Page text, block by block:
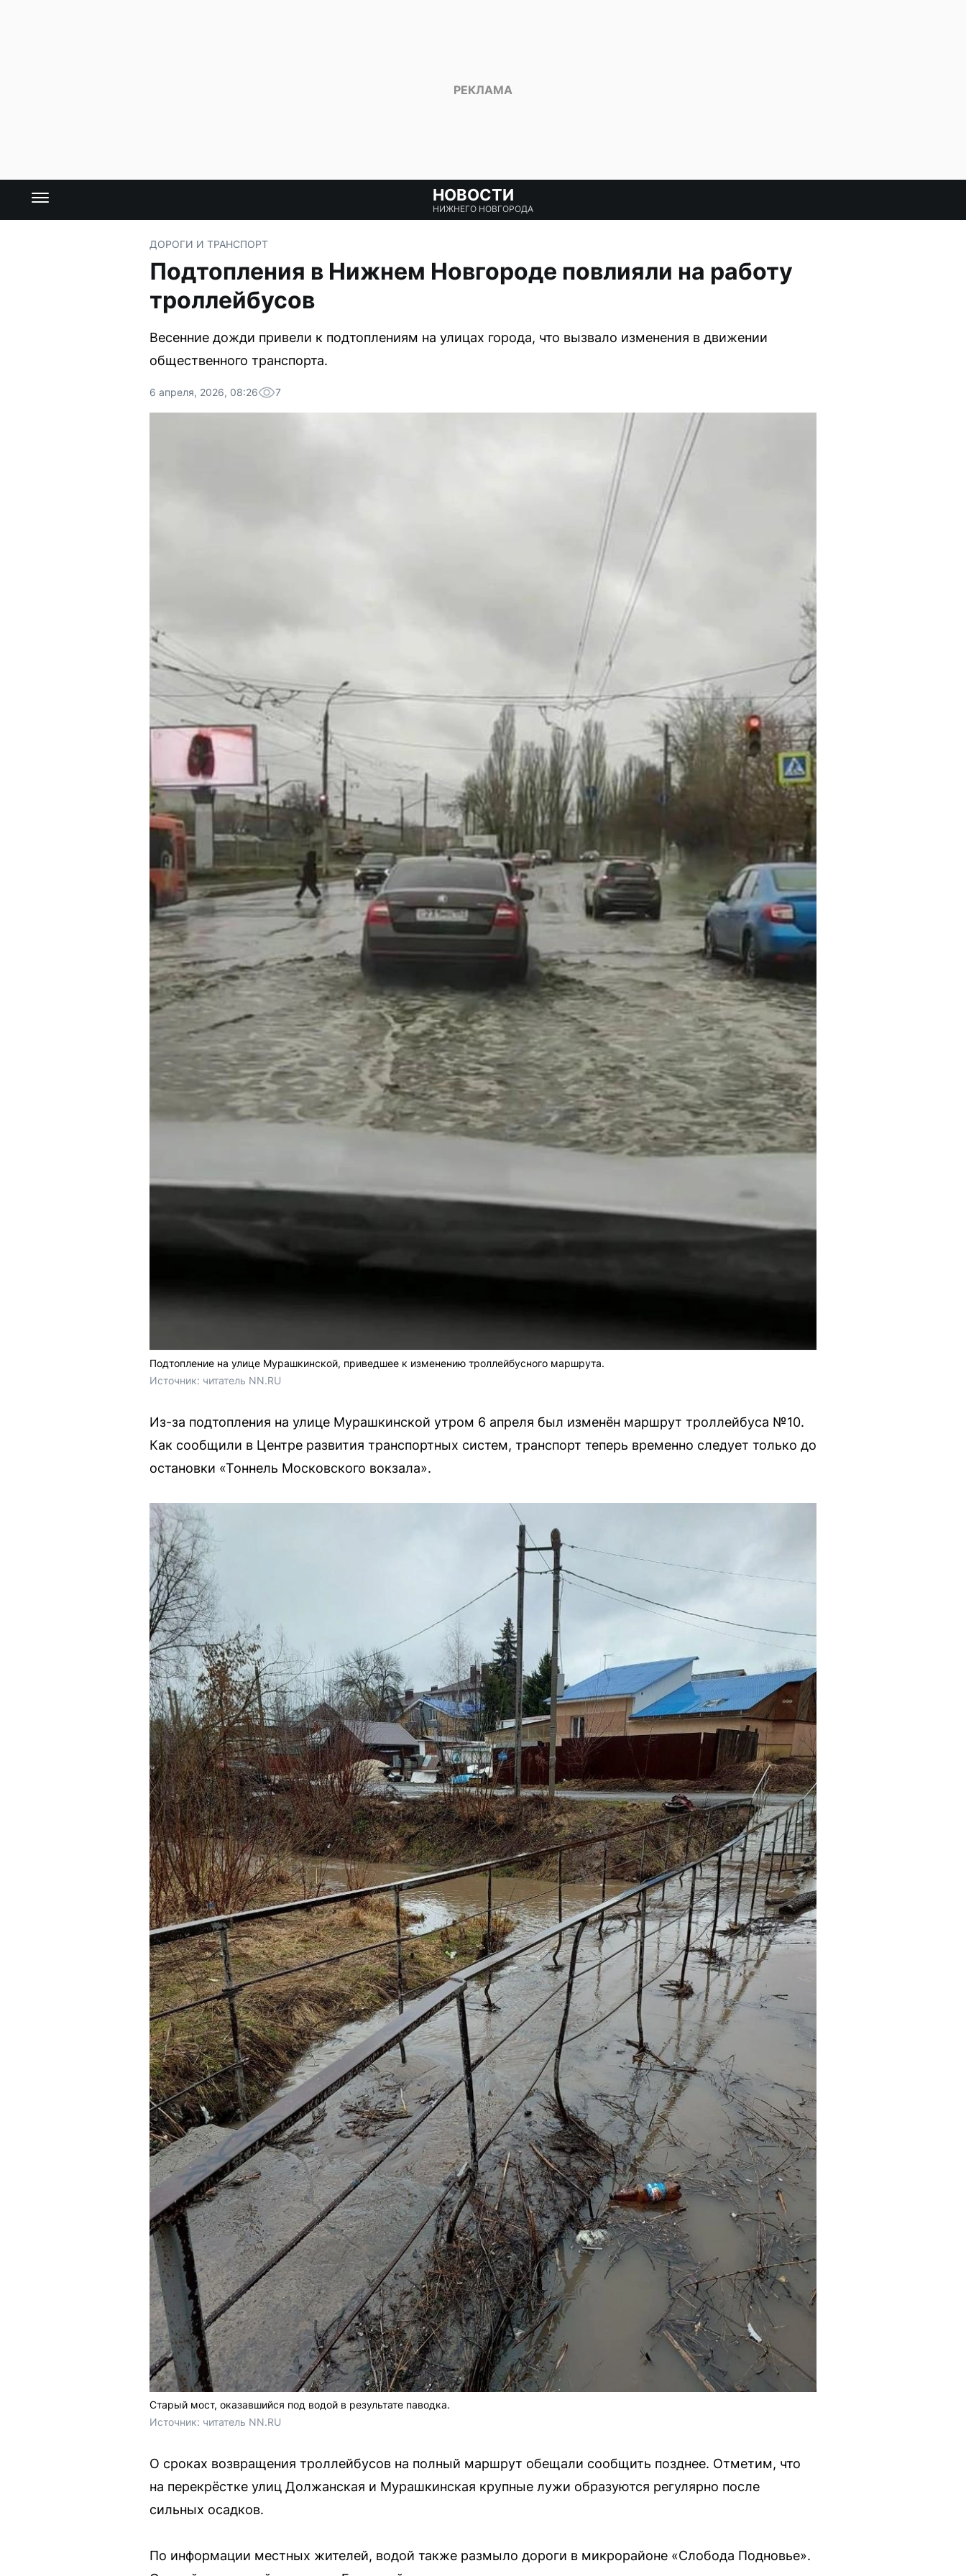
НОВОСТИ
НИЖНЕГО НОВГОРОДА
ДОРОГИ И ТРАНСПОРТ
Подтопления в Нижнем Новгороде повлияли на работу
троллейбусов
Весенние дожди привели к подтоплениям на улицах города, что вызвало изменения в движении
общественного транспорта.
6 апреля, 2026, 08:26 7
Подтопление на улице Мурашкинской, приведшее к изменению троллейбусного маршрута.
Источник: читатель NN.RU
Из-за подтопления на улице Мурашкинской утром 6 апреля был изменён маршрут троллейбуса №10.
Как сообщили в Центре развития транспортных систем, транспорт теперь временно следует только до
остановки «Тоннель Московского вокзала».
Старый мост, оказавшийся под водой в результате паводка.
Источник: читатель NN.RU
О сроках возвращения троллейбусов на полный маршрут обещали сообщить позднее. Отметим, что
на перекрёстке улиц Должанская и Мурашкинская крупные лужи образуются регулярно после
сильных осадков.
По информации местных жителей, водой также размыло дороги в микрорайоне «Слобода Подновье».